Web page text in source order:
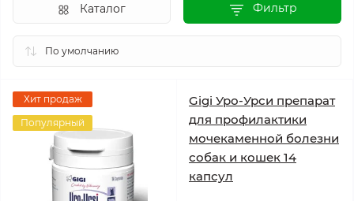
Фильтр
Каталог
Хит продаж
Популярный
Gigi Уро-Урси препарат
для профилактики
мочекаменной болезни
собак и кошек 14
капсул